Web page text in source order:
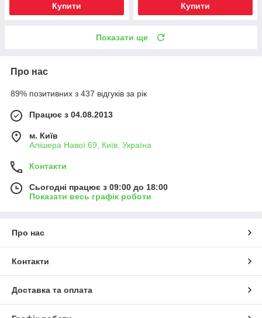
Купити Купити
Показати ще
Про нас
89% позитивних з 437 відгуків за рік
Працює з 04.08.2013
м. Київ
Алішера Навої 69, Київ, Україна
Контакти
Сьогодні працює з 09:00 до 18:00
Показати весь графік роботи
Про нас
Контакти
Доставка та оплата